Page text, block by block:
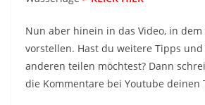
Nun aber hinein in das Video, in
vorstellen. Hast du weitere Tipps
anderen teilen möchtest? Dann
die Kommentare bei Youtube deinen